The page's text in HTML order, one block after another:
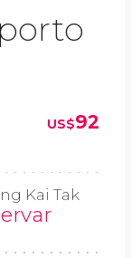
US$92
Kai Tak